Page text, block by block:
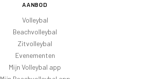
AANBOD
Volleybal
Beachvolleybal
Zitvolleybal
Evenementen
Mijn Volleybal app